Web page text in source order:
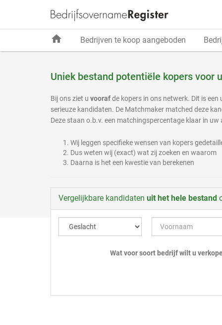
Uniek bestand potentiële kopers voor
Bij ons ziet u voorafde kopers in ons netwerk. Dit is
serieuze kandidaten. De Matchmaker matched deze
Deze staan o.b.v. een matchingspercentage klaar in
Wij leggen specifieke wensen van kopers
Dus weten wij (exact) wat zij zoeken en waarom
Daarna is het een kwestie van berekenen
Vergelijkbare kandidaten uit het hele bestand
Wat voor soort bedrijf wilt u
home Bedrijven te koop aangeboden